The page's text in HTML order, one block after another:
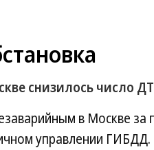
снизилось число
в Москве за
управлении ГИБДД.